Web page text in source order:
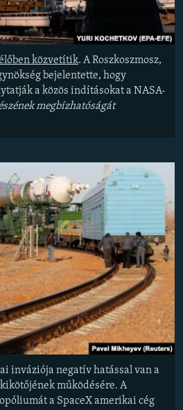
közvetítik. A Roszkoszmosz,
bejelentette, hogy
a közös indításokat a NASA-
megbízhatóságát
inváziója negatív hatással van a
működésére. A
a SpaceX amerikai cég